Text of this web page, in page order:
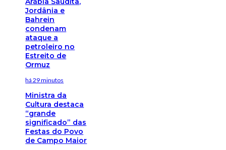
Jordânia e
Bahrein
condenam
ataque a
petroleiro no
Estreito de
Ormuz
há 29 minutos
Ministra da
Cultura destaca
“grande
significado” das
Festas do Povo
de Campo Maior